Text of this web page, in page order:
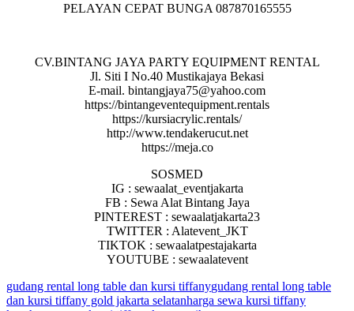
PELAYAN CEPAT BUNGA 087870165555
CV.BINTANG JAYA PARTY EQUIPMENT RENTAL
Jl. Siti I No.40 Mustikajaya Bekasi
E-mail. bintangjaya75@yahoo.com
https://bintangeventequipment.rentals
https://kursiacrylic.rentals/
http://www.tendakerucut.net
https://meja.co
SOSMED
IG : sewaalat_eventjakarta
FB : Sewa Alat Bintang Jaya
PINTEREST : sewaalatjakarta23
TWITTER : Alatevent_JKT
TIKTOK : sewaalatpestajakarta
YOUTUBE : sewaalatevent
gudang rental long table dan kursi tiffanygudang rental long table
dan kursi tiffany gold jakarta selatanharga sewa kursi tiffany